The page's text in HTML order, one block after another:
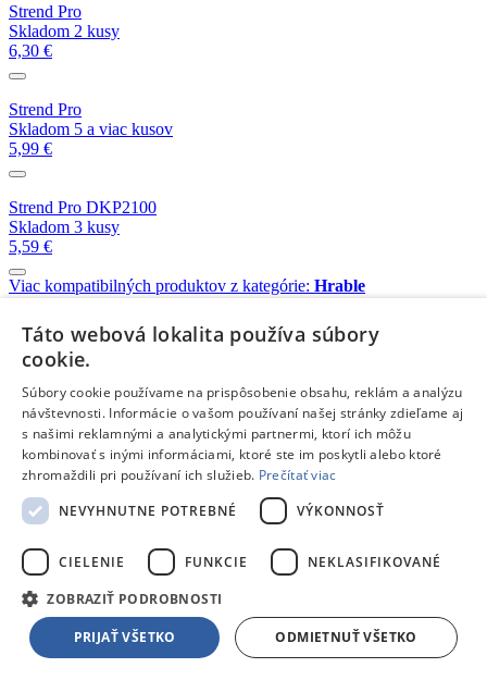
Strend Pro
Skladom 2 kusy
6,30 €
Strend Pro
Skladom 5 a viac kusov
5,99 €
Strend Pro DKP2100
Skladom 3 kusy
5,59 €
Viac kompatibilných produktov z kategórie: Hrable
Hecht 4T
Skladom 5 a viac kusov
7,19 €
Hecht 5W-40
Skladom 5 a viac kusov
7,59 €
Skladom 5 a viac kusov
5,90 €
Hecht TRANSMISSION
Skladom 5 a viac kusov
Táto webová lokalita používa súbory
cookie.
Súbory cookie používame na prispôsobenie obsahu, reklám a analýzu
návštevnosti. Informácie o vašom používaní našej stránky zdieľame aj
s našimi reklamnými a analytickými partnermi, ktorí ich môžu
kombinovať s inými informáciami, ktoré ste im poskytli alebo ktoré
zhromaždili pri používaní ich služieb. Prečítať viac
NEVYHNUTNE POTREBNÉ
VÝKONNOSŤ
CIELENIE FUNKCIE NEKLASIFIKOVANÉ
ZOBRAZIŤ PODROBNOSTI
PRIJAŤ VŠETKO ODMIETNUŤ VŠETKO